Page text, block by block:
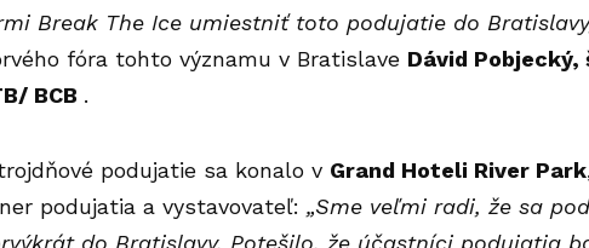
Break The Ice umiestniť toto podujatie do
fóra tohto významu v Bratislave Dávid
BCB .
podujatie sa konalo v Grand Hoteli River Park
podujatia a vystavovateľ: „Sme veľmi radi, že sa
do Bratislavy. Potešilo, že účastníci podujatia